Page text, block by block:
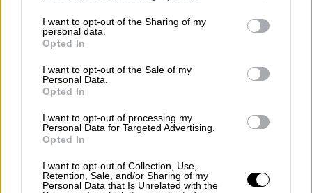
not limited to your visit or usage behaviour. You may click to
grant or deny consent to Google and its third-party tags to
use your data for below specified purposes in below Google
consent section.
I want to opt-out of the Sharing of my
personal data.
Opted In
I want to opt-out of the Sale of my
Personal Data.
Opted In
I want to opt-out of processing my
Personal Data for Targeted Advertising.
Opted In
I want to opt-out of Collection, Use,
Retention, Sale, and/or Sharing of my
Personal Data that Is Unrelated with the
Χαν, ο οποίος σημείωσε ότι το μέτρο
έρχεται σε αντίθεση με τους κανόνες της
Συναλλαγών της Ε.Ε. (CEFTA).
«Η ενέργεια αυτή - η οποία πλήττει επίσης
τους καταναλωτές και τις επιχειρήσεις του
Κοσσυφοπεδίου - πρέπει να αντιστραφεί
στο Twitter. Ο κοσοβάρος πρωθυπουργός